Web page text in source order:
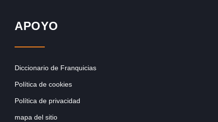
APOYO
Diccionario de Franquicias
Política de cookies
Política de privacidad
mapa del sitio